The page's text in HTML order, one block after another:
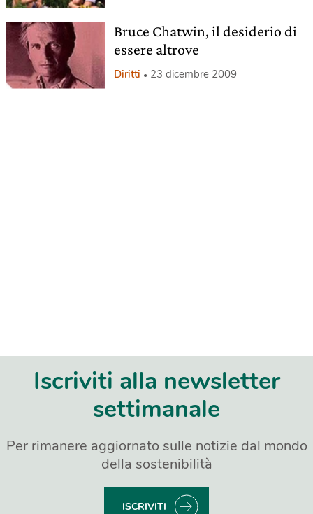
Bruce Chatwin, il desiderio di
essere altrove
Diritti 23 dicembre 2009
Iscriviti alla newsletter
settimanale
Per rimanere aggiornato sulle notizie dal mondo
della sostenibilità
ISCRIVITI